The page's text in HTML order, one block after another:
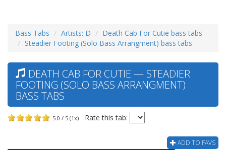
Bass Tabs Artists: D
Death Cab For Cutie bass tabs
Steadier Footing (Solo Bass Arrangment) bass tabs
DEATH CAB FOR CUTIE — STEADIER
FOOTING (SOLO BASS ARRANGMENT)
BASS TABS
5.0 / 5 (1x) Rate this tab:
ADD TO FAVS